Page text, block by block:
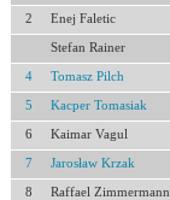
2 Enej Faletic
Stefan Rainer
4 Tomasz Pilch
5 Kacper Tomasiak
6 Kaimar Vagul
7 Jarosław Krzak
8 Raffael Zimmermann